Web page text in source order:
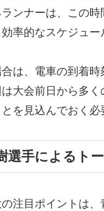
ンナーは、この
率的なスケジュー
は、電車の到着
大会前日から多
を見込んでおく必
選手によるト
注目ポイントは